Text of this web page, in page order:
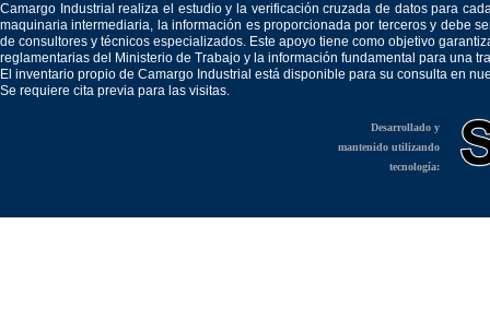
Camargo Industrial realiza el estudio y la verificación cruzada de datos para
maquinaria intermediaria, la información es proporcionada por terceros y debe
de consultores y técnicos especializados. Este apoyo tiene como objetivo
reglamentarias del Ministerio de Trabajo y la información fundamental para una
El inventario propio de Camargo Industrial está disponible para su consulta en
Se requiere cita previa para las visitas.
Desarrollado y
mantenido utilizando
tecnología: